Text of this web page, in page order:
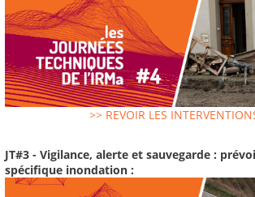
>> REVOIR LES
JT#3 - Vigilance, alerte et sauvegarde :
spécifique inondation :